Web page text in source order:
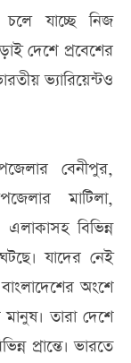
যাচ্ছে নিজ
দেশে প্রবেশের
ভ্যারিয়েন্টও
বেনীপুর,
মাটিলা,
বিভিন্ন
যাদের নেই
অংশে
তারা দেশে
প্রান্তে। ভারতে